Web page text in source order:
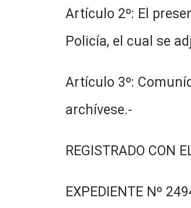
Artículo 2º: El
Policía, el cual se
Artículo 3º:
archívese.-
REGISTRADO CON
EXPEDIENTE Nº